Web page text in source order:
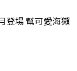
登場 幫可愛海獺